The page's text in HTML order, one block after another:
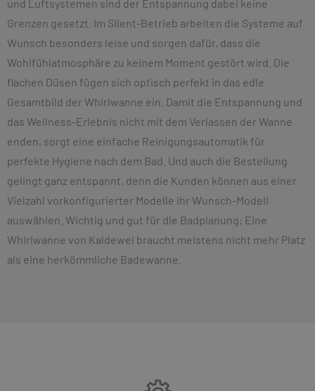
und Luftsystemen sind der Entspannung dabei keine
Grenzen gesetzt. Im Silent-Betrieb arbeiten die Systeme auf
Wunsch besonders leise und sorgen dafür, dass die
Wohlfühlatmosphäre zu keinem Moment gestört wird. Die
flachen Düsen fügen sich optisch perfekt in das edle
Gesamtbild der Whirlwanne ein. Damit die Entspannung und
das Wellness-Erlebnis nicht mit dem Verlassen der Wanne
enden, sorgt eine einfache Reinigungsautomatik für
perfekte Hygiene nach dem Bad. Und auch die Bestellung
gelingt ganz entspannt, denn die Kunden können aus einer
Vielzahl vorkonfigurierter Modelle ihr Wunsch-Modell
auswählen. Wichtig und gut für die Badplanung: Eine
Whirlwanne von Kaldewei braucht meistens nicht mehr Platz
als eine herkömmliche Badewanne.